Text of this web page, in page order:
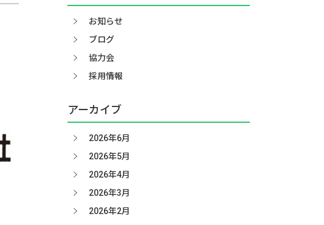
お知らせ
ブログ
協力会
採用情報
アーカイブ
2026年6月
2026年5月
2026年4月
2026年3月
2026年2月